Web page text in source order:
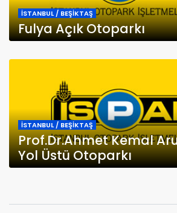
İSTANBUL / BEŞİKTAŞ
Fulya Açık Otoparkı
İSTANBUL / BEŞİKTAŞ
Prof.Dr.Ahmet Kemal
Yol Üstü Otoparkı